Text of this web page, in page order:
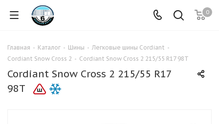
0
Главная - Каталог - Шины - Легковые шины Cordiant -
Cordiant Snow Cross 2 - Cordiant Snow Cross 2 215/55 R17 98T
Cordiant Snow Cross 2 215/55 R17
98T